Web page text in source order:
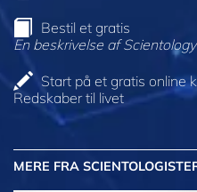
Bestil et gratis
En beskrivelse af Scientology
Start på et gratis online
Redskaber til livet
MERE FRA